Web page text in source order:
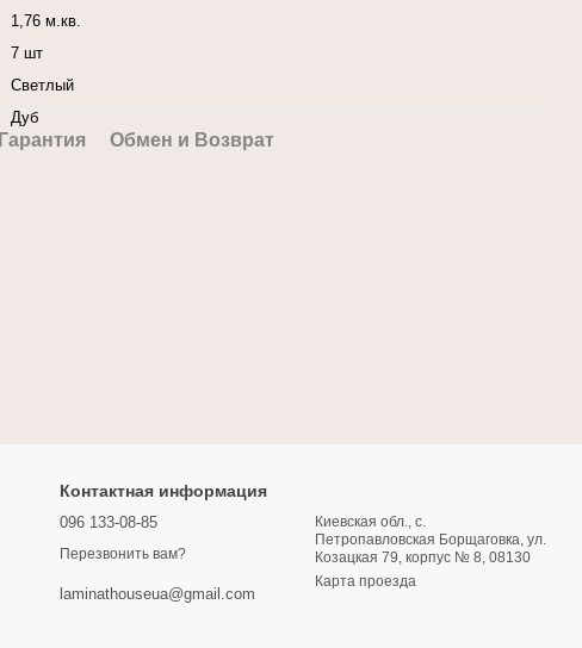
1,76 м.кв.
7 шт
Светлый
Дуб
Гарантия Обмен и Возврат
Контактная информация
096 133-08-85
Перезвонить вам?
laminathouseua@gmail.com
Киевская обл., с.
Петропавловская Борщаговка, ул.
Козацкая 79, корпус № 8, 08130
Карта проезда